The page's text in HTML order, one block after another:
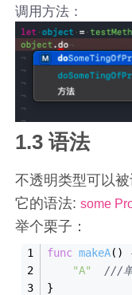
调用方法：
1.3 语法
不透明类型可以
它的语法:some
举个栗子：
func makeA()
"A"
///单
}